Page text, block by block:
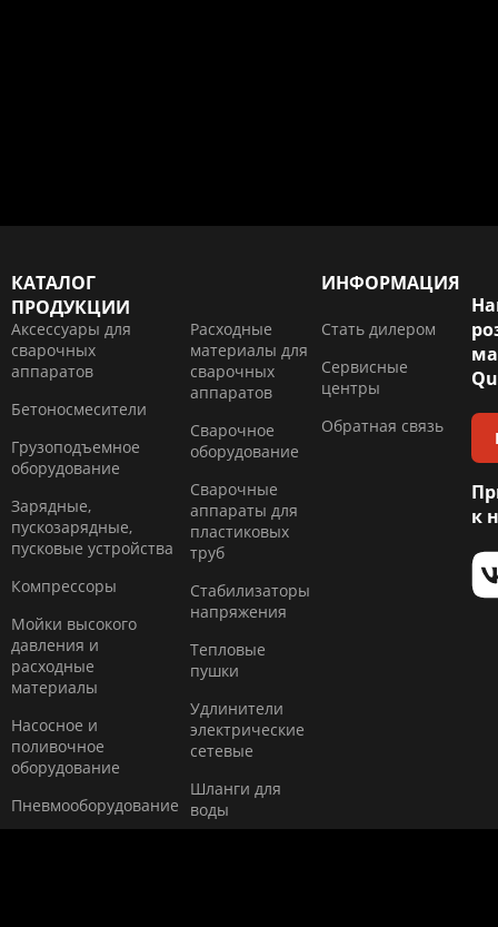
КАТАЛОГ
ПРОДУКЦИИ
Аксессуары для
сварочных
аппаратов
Бетоносмесители
Грузоподъемное
оборудование
Зарядные,
пускозарядные,
пусковые устройства
Компресcоры
Мойки высокого
давления и
расходные
материалы
Насосное и
поливочное
оборудование
Пневмооборудование
Расходные
материалы для
сварочных
аппаратов
Сварочное
оборудование
Сварочные
аппараты для
пластиковых
труб
Стабилизаторы
напряжения
Тепловые
пушки
Удлинители
электрические
сетевые
Шланги для
воды
ИНФОРМАЦИЯ
Стать дилером
Сервисные
центры
Обратная связь
к